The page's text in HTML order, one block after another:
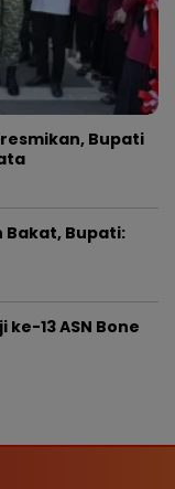
Bupati
Bakat, Bupati:
13 ASN Bone